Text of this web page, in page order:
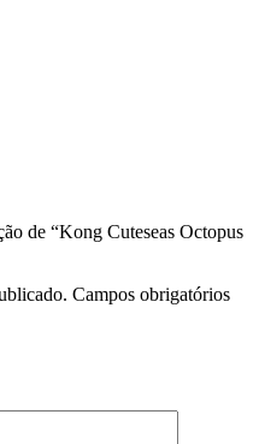
de “Kong Cuteseas Octopus
Campos obrigatórios